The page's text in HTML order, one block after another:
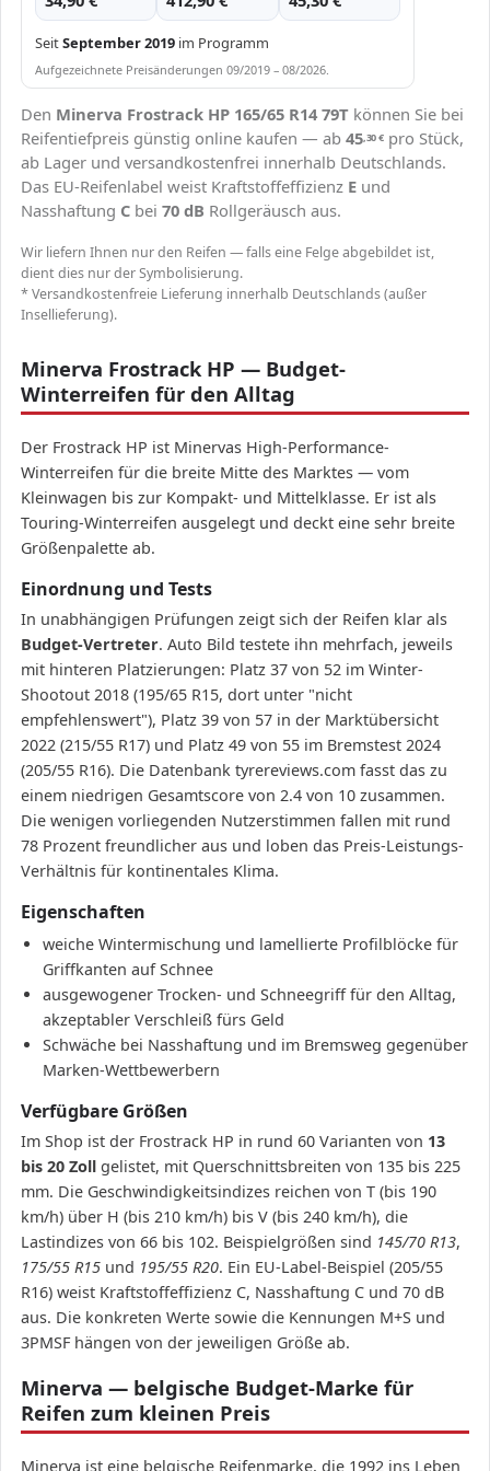
SeitSeptember 2019 im Programm
Aufgezeichnete Preisänderungen 09/2019 – 08/2026.
Den Minerva Frostrack HP 165/65 R14 79T können Sie bei
Reifentiefpreis günstig online kaufen — ab 45,30€ pro Stück,
ab Lager und versandkostenfrei innerhalb Deutschlands.
Das EU-Reifenlabel weist Kraftstoffeffizienz E und
Nasshaftung C bei 70 dB Rollgeräusch aus.
Wir liefern Ihnen nur den Reifen — falls eine Felge abgebildet ist,
dient dies nur der Symbolisierung.
* Versandkostenfreie Lieferung innerhalb Deutschlands (außer
Insellieferung).
Minerva Frostrack HP — Budget-
Winterreifen für den Alltag
Der Frostrack HP ist Minervas High-Performance-
Winterreifen für die breite Mitte des Marktes — vom
Kleinwagen bis zur Kompakt- und Mittelklasse. Er ist als
Touring-Winterreifen ausgelegt und deckt eine sehr breite
Größenpalette ab.
Einordnung und Tests
In unabhängigen Prüfungen zeigt sich der Reifen klar als
Budget-Vertreter. Auto Bild testete ihn mehrfach, jeweils
mit hinteren Platzierungen: Platz 37 von 52 im Winter-
Shootout 2018 (195/65 R15, dort unter "nicht
empfehlenswert"), Platz 39 von 57 in der Marktübersicht
2022 (215/55 R17) und Platz 49 von 55 im Bremstest 2024
(205/55 R16). Die Datenbank tyrereviews.com fasst das zu
einem niedrigen Gesamtscore von 2.4 von 10 zusammen.
Die wenigen vorliegenden Nutzerstimmen fallen mit rund
78 Prozent freundlicher aus und loben das Preis-Leistungs-
Verhältnis für kontinentales Klima.
Eigenschaften
weiche Wintermischung und lamellierte Profilblöcke für
Griffkanten auf Schnee
ausgewogener Trocken- und Schneegriff für den Alltag,
akzeptabler Verschleiß fürs Geld
Schwäche bei Nasshaftung und im Bremsweg gegenüber
Marken-Wettbewerbern
Verfügbare Größen
Im Shop ist der Frostrack HP in rund 60 Varianten von 13
bis 20 Zoll gelistet, mit Querschnittsbreiten von 135 bis 225
mm. Die Geschwindigkeitsindizes reichen von T (bis 190
km/h) über H (bis 210 km/h) bis V (bis 240 km/h), die
Lastindizes von 66 bis 102. Beispielgrößen sind 145/70 R13,
175/55 R15 und 195/55 R20. Ein EU-Label-Beispiel (205/55
R16) weist Kraftstoffeffizienz C, Nasshaftung C und 70 dB
aus. Die konkreten Werte sowie die Kennungen M+S und
3PMSF hängen von der jeweiligen Größe ab.
Minerva — belgische Budget-Marke für
Reifen zum kleinen Preis
Minerva ist eine belgische Reifenmarke, die 1992 ins Leben